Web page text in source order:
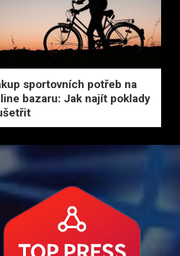
sportovních potřeb na
bazaru: Jak najít poklady